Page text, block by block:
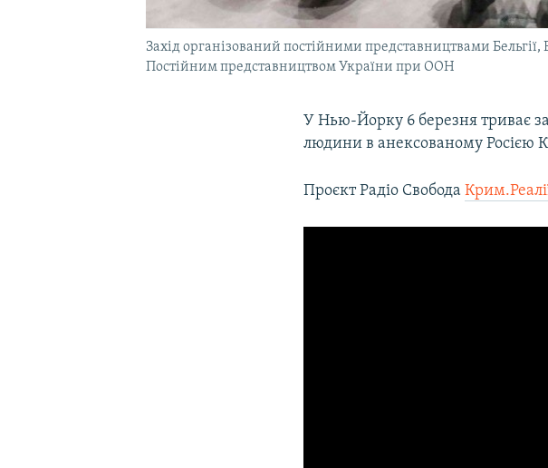
Захід організований постійними представництвами
Постійним представництвом України при ООН
У Нью-Йорку 6 березня триває
людини в анексованому Росією
Проєкт Радіо Свобода